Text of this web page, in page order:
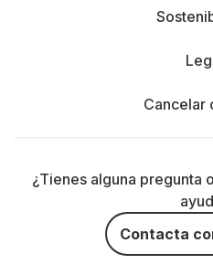
Cancelar
¿Tienes alguna pregunta
Contacta